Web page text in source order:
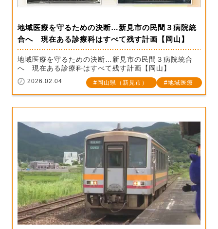
地域医療を守るための決断…新見市の民間３病院統
合へ 現在ある診療科はすべて残す計画【岡山】
地域医療を守るための決断…新見市の民間３病院統合
へ 現在ある診療科はすべて残す計画【岡山】
2026.02.04 岡山県（新見市） 地域医療